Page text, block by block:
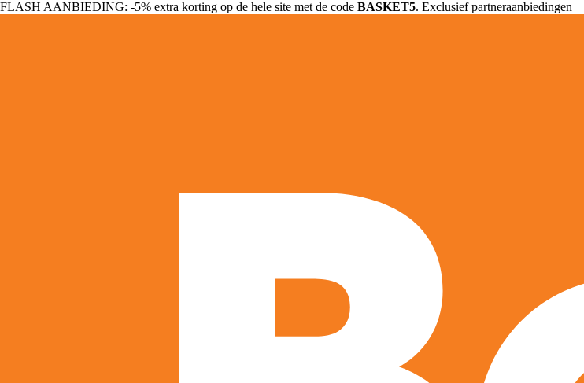
FLASH AANBIEDING: -5% extra korting op de hele site met de code BASKET5. Exclusief partneraanbiedingen